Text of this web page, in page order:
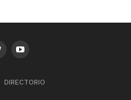
DIRECTORIO